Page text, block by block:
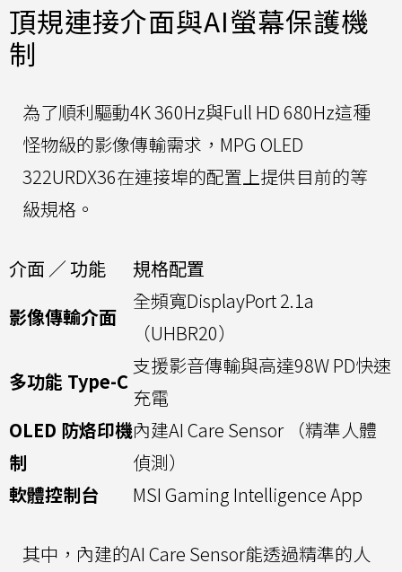
頂規連接介面與AI螢幕保護機
制
為了順利驅動4K 360Hz與Full HD 680Hz這種
怪物級的影像傳輸需求，MPG OLED
322URDX36在連接埠的配置上提供目前的等
級規格。
介面 ／ 功能
規格配置
影像傳輸介面
全頻寬DisplayPort 2.1a
（UHBR20）
多功能 Type-C
支援影音傳輸與高達98W PD快速
充電
OLED 防烙印機
制
內建AI Care Sensor （精準人體
偵測）
軟體控制台
MSI Gaming Intelligence App
其中，內建的AI Care Sensor能透過精準的人